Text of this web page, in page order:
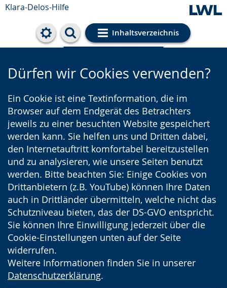
Klara-Delos-Hilfe
Inhaltsverzeichnis
Cookie-Einstellungen
Dürfen wir Cookies verwenden?
Ein Cookie ist eine Textinformation, die im
Browser auf dem Endgerät des Betrachters
jeweils zu einer besuchten Website gespeichert
werden kann. Sie helfen uns und Dritten dabei,
den Internetauftritt komfortabel bereitzustellen
und zu analysieren, wie unsere Seiten benutzt
werden. Bitte beachten Sie: Einige Cookies von
Drittanbietern (z.B. YouTube) können Ihre Daten
auch in Drittländer übermitteln, welche nicht das
Schutzniveau bieten, das der DS-GVO entspricht.
Sie können Ihre Einwilligung jederzeit über die
Cookie-Einstellungen unten auf der Seite
widerrufen.
Weitere Informationen finden Sie in unserer
Datenschutzerklärung.